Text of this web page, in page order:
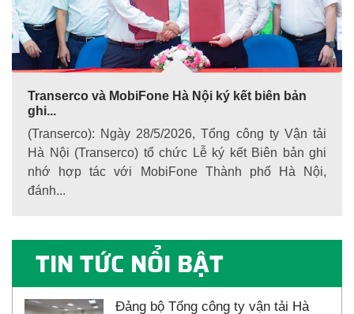
Transerco và MobiFone Hà Nội ký kết biên bản
ghi...
(Transerco): Ngày 28/5/2026, Tổng công ty Vận tải
Hà Nội (Transerco) tổ chức Lễ ký kết Biên bản ghi
nhớ hợp tác với MobiFone Thành phố Hà Nội,
đánh...
TIN TỨC NỔI BẬT
Đảng bộ Tổng công ty vận tải Hà